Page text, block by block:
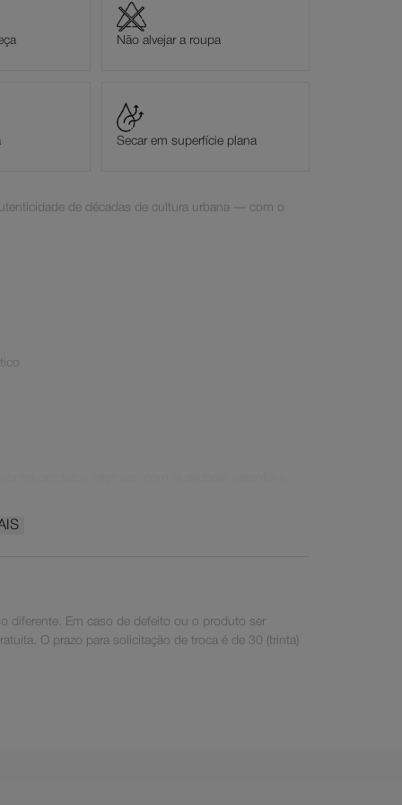
Não alvejar a roupa
Secar em superfície plana
de décadas de cultura urbana — com o
diferente. Em caso de defeito ou o produto ser
O prazo para solicitação de troca é de 30 (trinta)